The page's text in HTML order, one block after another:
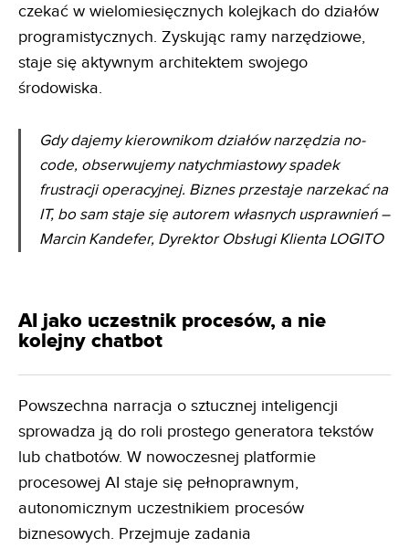
czekać w wielomiesięcznych kolejkach do działów
programistycznych. Zyskując ramy narzędziowe,
staje się aktywnym architektem swojego
środowiska.
Gdy dajemy kierownikom działów narzędzia no-
code, obserwujemy natychmiastowy spadek
frustracji operacyjnej. Biznes przestaje narzekać na
IT, bo sam staje się autorem własnych usprawnień–
Marcin Kandefer, Dyrektor Obsługi Klienta LOGITO
AI jako uczestnik procesów, a nie
kolejny chatbot
Powszechna narracja o sztucznej inteligencji
sprowadza ją do roli prostego generatora tekstów
lub chatbotów. W nowoczesnej platformie
procesowej AI staje się pełnoprawnym,
autonomicznym uczestnikiem procesów
biznesowych. Przejmuje zadania